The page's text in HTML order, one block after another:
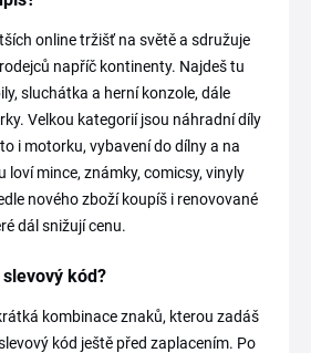
online tržišť na světě a sdružuje
napříč kontinenty. Najdeš tu
sluchátka a herní konzole, dále
Velkou kategorií jsou náhradní díly
i motorku, vybavení do dílny a na
loví mince, známky, comicsy, vinyly
nového zboží koupíš i renovované
dál snižují cenu.
kód?
kombinace znaků, kterou zadáš
kód ještě před zaplacením. Po